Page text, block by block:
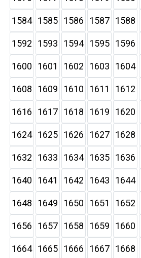
1584 1585 1586 1587 1588
1592 1593 1594 1595 1596
1600 1601 1602 1603 1604
1608 1609 1610 1611 1612
1616 1617 1618 1619 1620
1624 1625 1626 1627 1628
1632 1633 1634 1635 1636
1640 1641 1642 1643 1644
1648 1649 1650 1651 1652
1656 1657 1658 1659 1660
1664 1665 1666 1667 1668